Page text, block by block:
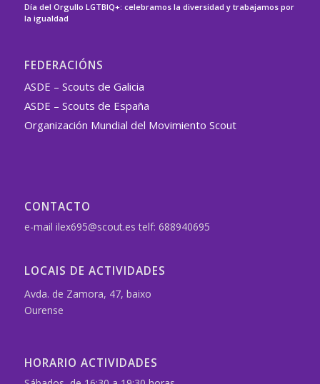
Día del Orgullo LGTBIQ+: celebramos la diversidad y trabajamos por
la igualdad
FEDERACIÓNS
ASDE – Scouts de Galicia
ASDE – Scouts de España
Organización Mundial del Movimiento Scout
CONTACTO
e-mail ilex695@scout.es telf: 688940695
LOCAIS DE ACTIVIDADES
Avda. de Zamora, 47, baixo
Ourense
HORARIO ACTIVIDADES